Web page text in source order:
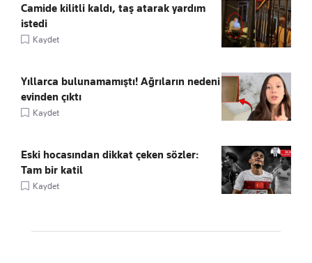
Camide kilitli kaldı, taş atarak yardım
istedi
Kaydet
Yıllarca bulunamamıştı! Ağrıların nedeni
evinden çıktı
Kaydet
Eski hocasından dikkat çeken sözler:
Tam bir katil
Kaydet